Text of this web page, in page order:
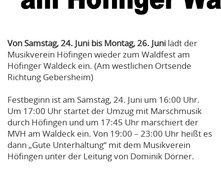
Von Samstag, 24. Juni bis Montag, 26. Juni lädt der
Musikverein Höfingen wieder zum Waldfest am
Höfinger Waldeck ein. (Am westlichen Ortsende
Richtung Gebersheim)
Festbeginn ist am Samstag, 24. Juni um 16:00 Uhr.
Um 17:00 Uhr startet der Umzug mit Marschmusik
durch Höfingen und um 17:45 Uhr marschiert der
MVH am Waldeck ein. Von 19:00 – 23:00 Uhr heißt es
dann „Gute Unterhaltung“ mit dem Musikverein
Höfingen unter der Leitung von Dominik Dörner.